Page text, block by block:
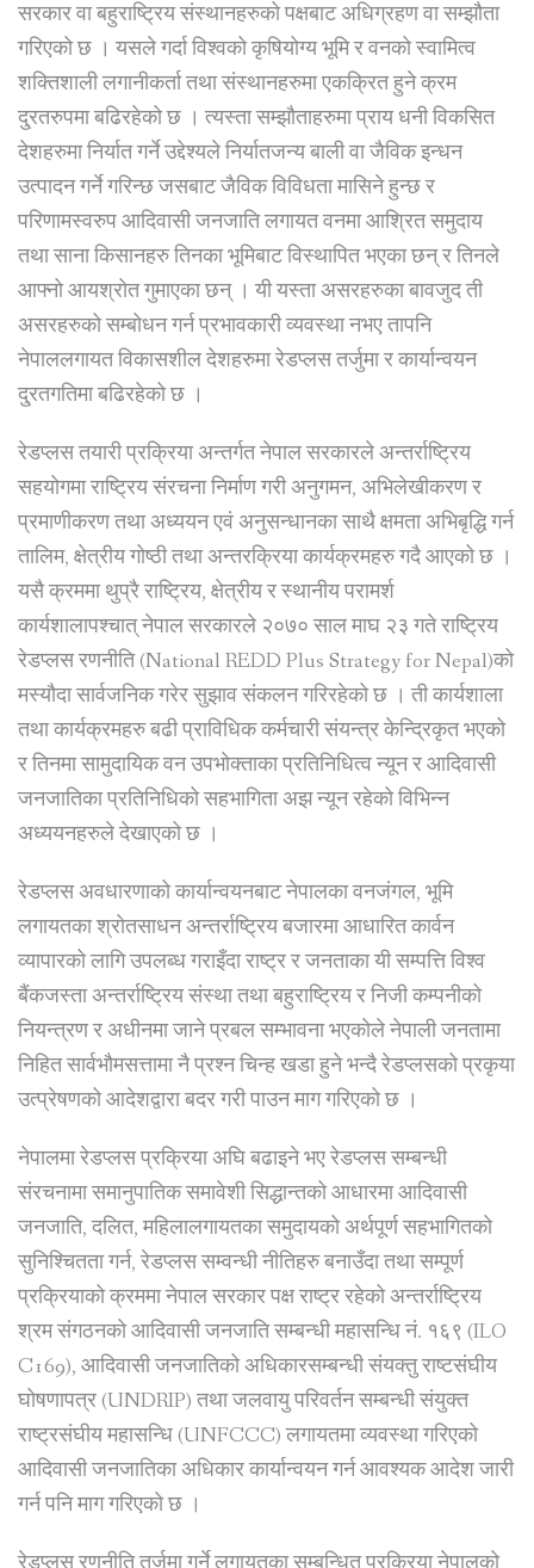
सरकार वा बहुराष्ट्रिय संस्थानहरुको पक्षबाट अधिग्रहण वा सम्झौता
गरिएको छ । यसले गर्दा विश्वको कृषियोग्य भूमि र वनको स्वामित्व
शक्तिशाली लगानीकर्ता तथा संस्थानहरुमा एकक्रित हुने क्रम
दु्रतरुपमा बढिरहेको छ । त्यस्ता सम्झौताहरुमा प्राय धनी विकसित
देशहरुमा निर्यात गर्ने उद्देश्यले निर्यातजन्य बाली वा जैविक इन्धन
उत्पादन गर्ने गरिन्छ जसबाट जैविक विविधता मासिने हुन्छ र
परिणामस्वरुप आदिवासी जनजाति लगायत वनमा आश्रित समुदाय
तथा साना किसानहरु तिनका भूमिबाट विस्थापित भएका छन् र तिनले
आफ्नो आयश्रोत गुमाएका छन् । यी यस्ता असरहरुका बावजुद ती
असरहरुको सम्बोधन गर्न प्रभावकारी व्यवस्था नभए तापनि
नेपाललगायत विकासशील देशहरुमा रेडप्लस तर्जुमा र कार्यान्वयन
दु्रतगतिमा बढिरहेको छ ।
रेडप्लस तयारी प्रक्रिया अन्तर्गत नेपाल सरकारले अन्तर्राष्ट्रिय
सहयोगमा राष्ट्रिय संरचना निर्माण गरी अनुगमन, अभिलेखीकरण र
प्रमाणीकरण तथा अध्ययन एवं अनुसन्धानका साथै क्षमता अभिबृद्धि गर्न
तालिम, क्षेत्रीय गोष्ठी तथा अन्तरक्रिया कार्यक्रमहरु गदै आएको छ ।
यसै क्रममा थुप्रै राष्ट्रिय, क्षेत्रीय र स्थानीय परामर्श
कार्यशालापश्चात् नेपाल सरकारले २०७० साल माघ २३ गते राष्ट्रिय
रेडप्लस रणनीति (National REDD Plus Strategy for Nepal)को
मस्यौदा सार्वजनिक गरेर सुझाव संकलन गरिरहेको छ । ती कार्यशाला
तथा कार्यक्रमहरु बढी प्राविधिक कर्मचारी संयन्त्र केन्द्रिकृत भएको
र तिनमा सामुदायिक वन उपभोक्ताका प्रतिनिधित्व न्यून र आदिवासी
जनजातिका प्रतिनिधिको सहभागिता अझ न्यून रहेको विभिन्न
अध्ययनहरुले देखाएको छ ।
रेडप्लस अवधारणाको कार्यान्वयनबाट नेपालका वनजंगल, भूमि
लगायतका श्रोतसाधन अन्तर्राष्ट्रिय बजारमा आधारित कार्वन
व्यापारको लागि उपलब्ध गराइँदा राष्ट्र र जनताका यी सम्पत्ति विश्व
बैंकजस्ता अन्तर्राष्ट्रिय संस्था तथा बहुराष्ट्रिय र निजी कम्पनीको
नियन्त्रण र अधीनमा जाने प्रबल सम्भावना भएकोले नेपाली जनतामा
निहित सार्वभौमसत्तामा नै प्रश्न चिन्ह खडा हुने भन्दै रेडप्लसको प्रकृया
उत्प्रेषणको आदेशद्वारा बदर गरी पाउन माग गरिएको छ ।
नेपालमा रेडप्लस प्रक्रिया अघि बढाइने भए रेडप्लस सम्बन्धी
संरचनामा समानुपातिक समावेशी सिद्धान्तको आधारमा आदिवासी
जनजाति, दलित, महिलालगायतका समुदायको अर्थपूर्ण सहभागितको
सुनिश्चितता गर्न, रेडप्लस सम्वन्धी नीतिहरु बनाउँदा तथा सम्पूर्ण
प्रक्रियाको क्रममा नेपाल सरकार पक्ष राष्ट्र रहेको अन्तर्राष्ट्रिय
श्रम संगठनको आदिवासी जनजाति सम्बन्धी महासन्धि नं. १६९ (ILO
C169), आदिवासी जनजातिको अधिकारसम्बन्धी संयक्तु राष्टसंघीय
घोषणापत्र (UNDRIP) तथा जलवायु परिवर्तन सम्बन्धी संयुक्त
राष्ट्रसंघीय महासन्धि (UNFCCC) लगायतमा व्यवस्था गरिएको
आदिवासी जनजातिका अधिकार कार्यान्वयन गर्न आवश्यक आदेश जारी
गर्न पनि माग गरिएको छ ।